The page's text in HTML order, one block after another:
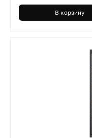
В корзину